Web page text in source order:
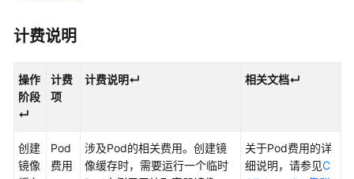
建
像
缓
使
用
计费说明
操作
阶段
↵
计费
项
计费说明↵ 相关文档↵
创建
镜像
Pod
费用
涉及Pod的相关费用。创建镜
像缓存时，需要运行一个临时
关于Pod费用的详
细说明，请参见C